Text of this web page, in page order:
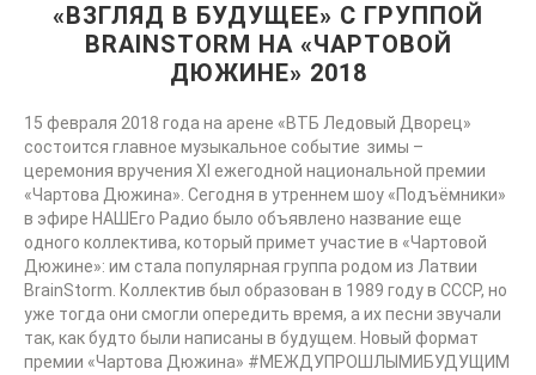
«ВЗГЛЯД В БУДУЩЕЕ» С ГРУППОЙ
BRAINSTORM НА «ЧАРТОВОЙ
ДЮЖИНЕ» 2018
15 февраля 2018 года на арене «ВТБ Ледовый Дворец»
состоится главное музыкальное событие зимы –
церемония вручения XI ежегодной национальной премии
«Чартова Дюжина». Сегодня в утреннем шоу «Подъёмники»
в эфире НАШЕго Радио было объявлено название еще
одного коллектива, который примет участие в «Чартовой
Дюжине»: им стала популярная группа родом из Латвии
BrainStorm. Коллектив был образован в 1989 году в СССР, но
уже тогда они смогли опередить время, а их песни звучали
так, как будто были написаны в будущем. Новый формат
премии «Чартова Дюжина» #МЕЖДУПРОШЛЫМИБУДУЩИМ